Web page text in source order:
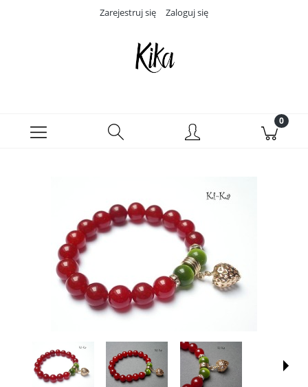
Zarejestruj się Zaloguj się